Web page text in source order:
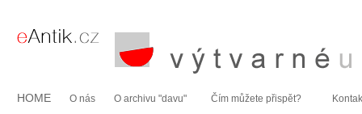
HOME O nás O archivu "davu" Čím můžete přispět?